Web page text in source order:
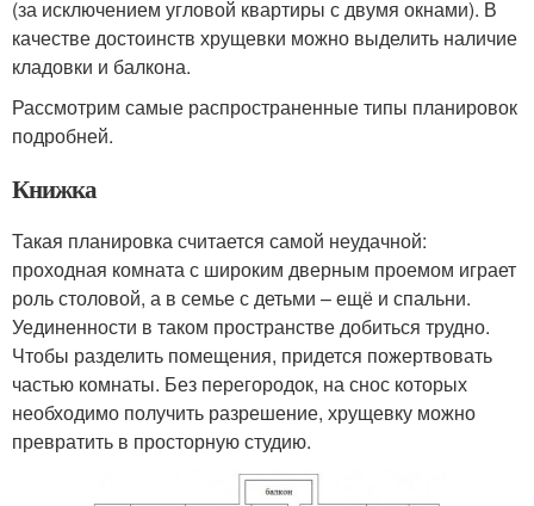
(за исключением угловой квартиры с двумя окнами). В
качестве достоинств хрущевки можно выделить наличие
кладовки и балкона.
Рассмотрим самые распространенные типы планировок
подробней.
Книжка
Такая планировка считается самой неудачной:
проходная комната с широким дверным проемом играет
роль столовой, а в семье с детьми – ещё и спальни.
Уединенности в таком пространстве добиться трудно.
Чтобы разделить помещения, придется пожертвовать
частью комнаты. Без перегородок, на снос которых
необходимо получить разрешение, хрущевку можно
превратить в просторную студию.